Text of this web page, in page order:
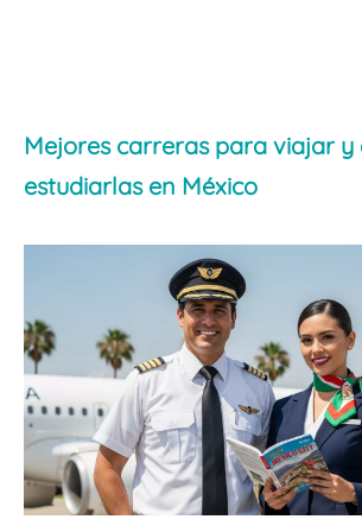
Mejores carreras para viajar y
estudiarlas en México